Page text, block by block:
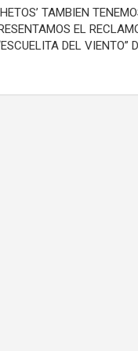
TAMBIEN
EL
DEL VIENTO”